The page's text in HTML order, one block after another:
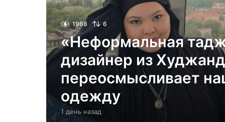
1968 6
«Неформальная
дизайнер из
переосмысливает
одежду
1 день назад1